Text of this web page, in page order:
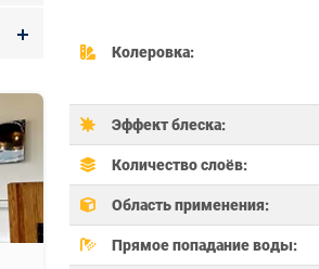
Колеровка:
Эффект блеска:
Количество слоёв:
Область применения:
Прямое попадание воды: